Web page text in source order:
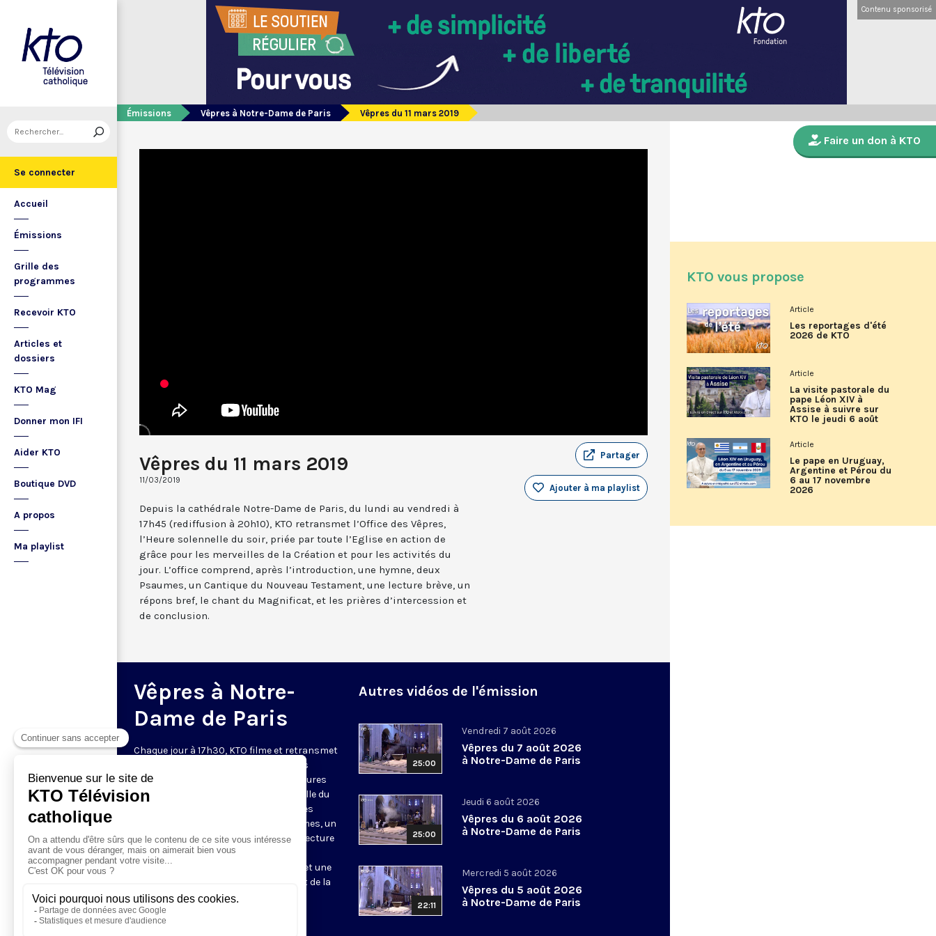
Se connecter
Accueil
Émissions
Grille des
programmes
Recevoir KTO
Articles et
dossiers
KTO Mag
Donner mon IFI
Aider KTO
Boutique DVD
A propos
Ma playlist
Contenu sponsorisé
Émissions Vêpres à Notre-Dame de Paris Vêpres du 11 mars 2019
Vêpres du 11 mars 2019
11/03/2019
Partager
Ajouter à ma playlist
Depuis la cathédrale Notre-Dame de Paris, du lundi au vendredi à
17h45 (rediffusion à 20h10), KTO retransmet l’Office des Vêpres,
l’Heure solennelle du soir, priée par toute l’Eglise en action de
grâce pour les merveilles de la Création et pour les activités du
jour. L’office comprend, après l’introduction, une hymne, deux
Psaumes, un Cantique du Nouveau Testament, une lecture brève, un
répons bref, le chant du Magnificat, et les prières d’intercession et
de conclusion.
Vêpres à Notre-
Dame de Paris
Chaque jour à 17h30, KTO filme et retransmet
les Vêpres depuis Notre-Dame de Paris
rouverte. Les Vêpres font partie des Heures
de l’Office divin, c’est la prière solennelle du
soir. L’office de Vêpres comprend, après
l’introduction, une hymne, deux Psaumes, un
Cantique du Nouveau Testament, une lecture
brève, le chant d’actions de grâces du
Magnificat, les prières d’intercession et une
brève oraison. Les textes des Vêpres et de la
messe sont presque toujours ceux
qu’indiquent le site
Autres vidéos de l'émission
25:00
Vendredi 7 août 2026
Vêpres du 7 août 2026
à Notre-Dame de Paris
25:00
Jeudi 6 août 2026
Vêpres du 6 août 2026
à Notre-Dame de Paris
22:11
Mercredi 5 août 2026
Vêpres du 5 août 2026
à Notre-Dame de Paris
Faire un don à KTO
KTO vous propose
Article
Les reportages d'été
2026 de KTO
Article
La visite pastorale du
pape Léon XIV à
Assise à suivre sur
KTO le jeudi 6 août
Article
Le pape en Uruguay,
Argentine et Pérou du
6 au 17 novembre
2026